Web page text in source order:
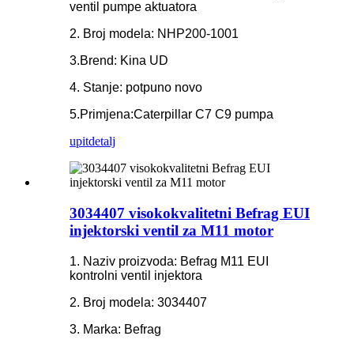
ventil pumpe aktuatora
2. Broj modela: NHP200-1001
3.Brend: Kina UD
4. Stanje: potpuno novo
5.Primjena:Caterpillar C7 C9 pumpa
upitdetalj
3034407 visokokvalitetni Befrag EUI
injektorski ventil za M11 motor
1. Naziv proizvoda: Befrag M11 EUI
kontrolni ventil injektora
2. Broj modela: 3034407
3. Marka: Befrag